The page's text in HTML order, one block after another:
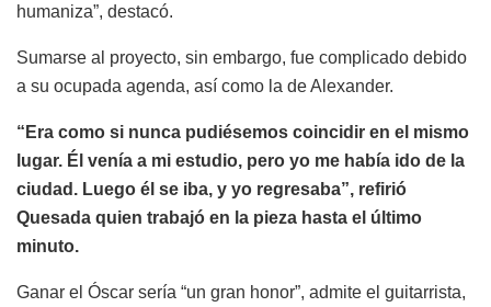
humaniza”, destacó.
Sumarse al proyecto, sin embargo, fue complicado debido
a su ocupada agenda, así como la de Alexander.
“Era como si nunca pudiésemos coincidir en el mismo
lugar. Él venía a mi estudio, pero yo me había ido de la
ciudad. Luego él se iba, y yo regresaba”, refirió
Quesada quien trabajó en la pieza hasta el último
minuto.
Ganar el Óscar sería “un gran honor”, admite el guitarrista,